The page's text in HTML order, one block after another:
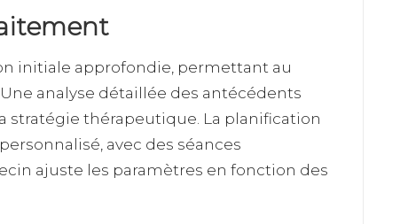
initiale approfondie, permettant au
analyse détaillée des antécédents
stratégie thérapeutique. La planification
avec des séances
ajuste les paramètres en fonction des